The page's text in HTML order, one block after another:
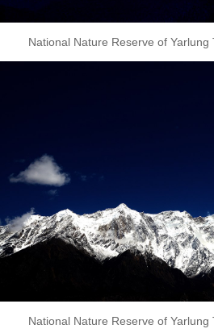
National Nature Reserve of Yarlung
National Nature Reserve of Yarlung